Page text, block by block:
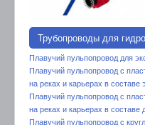
Трубопроводы для
Плавучий пульпопровод для
Плавучий пульпопровод с
на реках и карьерах в составе
Плавучий пульпопровод с
на реках и карьерах в составе
Плавучий пульпопровод с